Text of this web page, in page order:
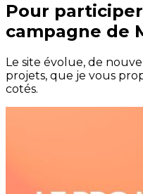
Pour
campagne de
Le site évolue, de
projets, que je vous
cotés.